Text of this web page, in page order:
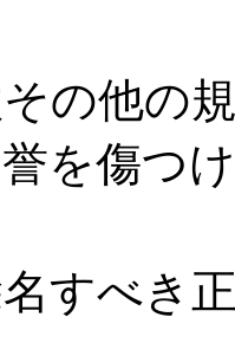
の他の
を傷つ
すべき